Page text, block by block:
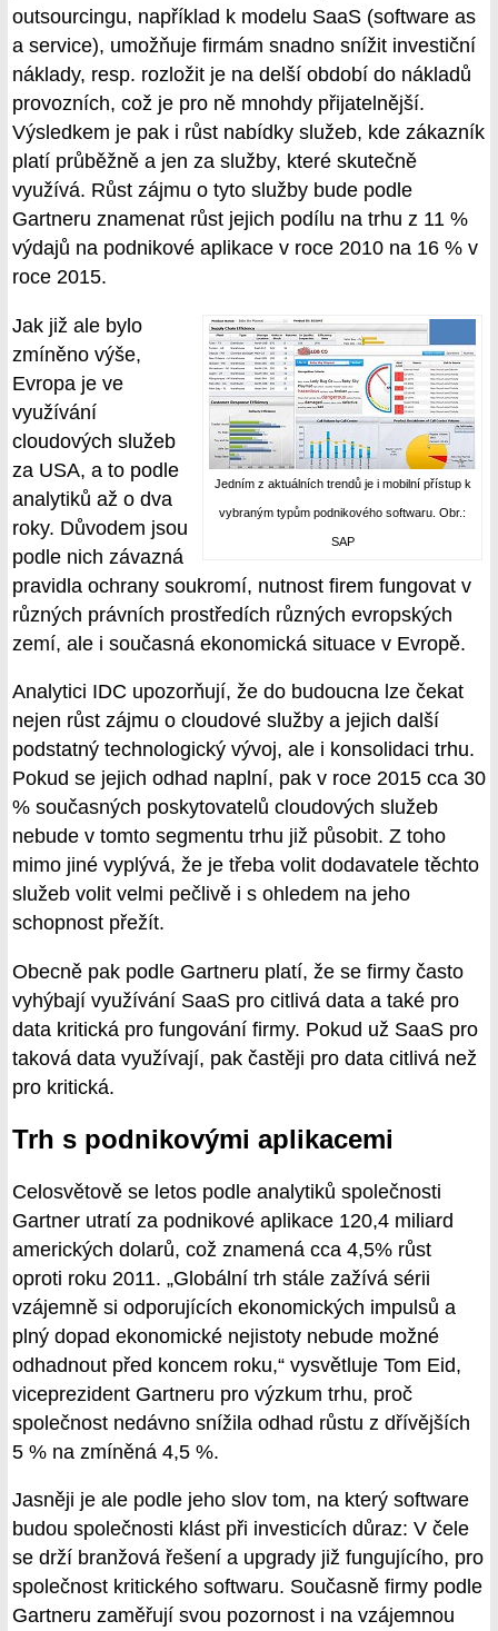
outsourcingu, například k modelu SaaS (software as
a service), umožňuje firmám snadno snížit investiční
náklady, resp. rozložit je na delší období do nákladů
provozních, což je pro ně mnohdy přijatelnější.
Výsledkem je pak i růst nabídky služeb, kde zákazník
platí průběžně a jen za služby, které skutečně
využívá. Růst zájmu o tyto služby bude podle
Gartneru znamenat růst jejich podílu na trhu z 11 %
výdajů na podnikové aplikace v roce 2010 na 16 % v
roce 2015.
Jedním z aktuálních trendů je i mobilní přístup k
vybraným typům podnikového softwaru. Obr.:
SAP
Jak již ale bylo
zmíněno výše,
Evropa je ve
využívání
cloudových služeb
za USA, a to podle
analytiků až o dva
roky. Důvodem jsou
podle nich závazná
pravidla ochrany soukromí, nutnost firem fungovat v
různých právních prostředích různých evropských
zemí, ale i současná ekonomická situace v Evropě.
Analytici IDC upozorňují, že do budoucna lze čekat
nejen růst zájmu o cloudové služby a jejich další
podstatný technologický vývoj, ale i konsolidaci trhu.
Pokud se jejich odhad naplní, pak v roce 2015 cca 30
% současných poskytovatelů cloudových služeb
nebude v tomto segmentu trhu již působit. Z toho
mimo jiné vyplývá, že je třeba volit dodavatele těchto
služeb volit velmi pečlivě i s ohledem na jeho
schopnost přežít.
Obecně pak podle Gartneru platí, že se firmy často
vyhýbají využívání SaaS pro citlivá data a také pro
data kritická pro fungování firmy. Pokud už SaaS pro
taková data využívají, pak častěji pro data citlivá než
pro kritická.
Trh s podnikovými aplikacemi
Celosvětově se letos podle analytiků společnosti
Gartner utratí za podnikové aplikace 120,4 miliard
amerických dolarů, což znamená cca 4,5% růst
oproti roku 2011. „Globální trh stále zažívá sérii
vzájemně si odporujících ekonomických impulsů a
plný dopad ekonomické nejistoty nebude možné
odhadnout před koncem roku,“ vysvětluje Tom Eid,
viceprezident Gartneru pro výzkum trhu, proč
společnost nedávno snížila odhad růstu z dřívějších
5 % na zmíněná 4,5 %.
Jasněji je ale podle jeho slov tom, na který software
budou společnosti klást při investicích důraz: V čele
se drží branžová řešení a upgrady již fungujícího, pro
společnost kritického softwaru. Současně firmy podle
Gartneru zaměřují svou pozornost i na vzájemnou